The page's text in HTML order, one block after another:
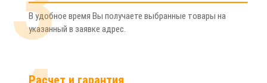
В удобное время Вы получаете выбранные товары на
указанный в заявке адрес.
Расчет и гарантия